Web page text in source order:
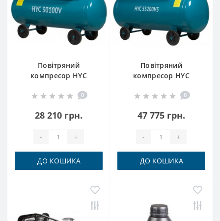
Повітряний
компресор HYC
0
28 210 грн.
- +
ДО КОШИКА
Повітряний
компресор HYC
0
47 775 грн.
- +
ДО КОШИКА